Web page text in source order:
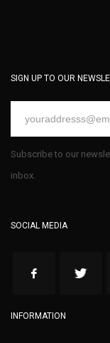
SIGN UP TO OUR
Subscribe to our
inbox.
SOCIAL MEDIA
INFORMATION